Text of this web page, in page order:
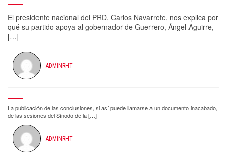
El presidente nacional del PRD, Carlos Navarrete, nos explica por
qué su partido apoya al gobernador de Guerrero, Ángel Aguirre,
[…]
ADMINRHT
La publicación de las conclusiones, si así puede llamarse a un documento inacabado,
de las sesiones del Sínodo de la […]
ADMINRHT